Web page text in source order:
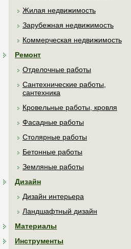
Жилая недвижимость
Зарубежная недвижимость
Коммерческая недвижимость
Ремонт
Отделочные работы
Сантехнические работы,
сантехника
Кровельные работы, кровля
Фасадные работы
Столярные работы
Бетонные работы
Земляные работы
Дизайн
Дизайн интерьера
Ландшафтный дизайн
Материалы
Инструменты